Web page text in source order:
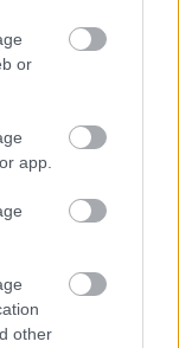
or
app.
other